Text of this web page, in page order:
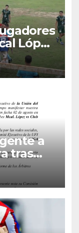
López
a
tras
final